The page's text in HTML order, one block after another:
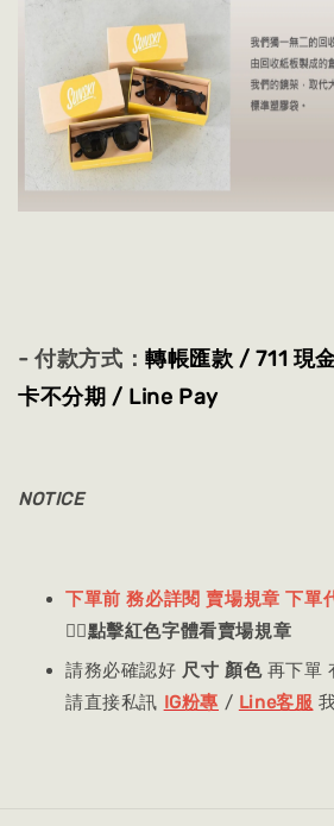
- 付款方式：轉帳匯款 / 711 現
卡不分期 / Line Pay
NOTICE
下單前 務必詳閱 賣場規章 下單
👈🏻點擊紅色字體看賣場規章
請務必確認好 尺寸 顏色再下單
請直接私訊 IG粉專 / Line客服